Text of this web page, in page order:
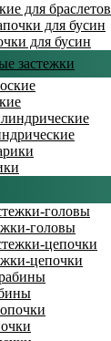
для браслетов
для бусин
застежки
головы
цепочки